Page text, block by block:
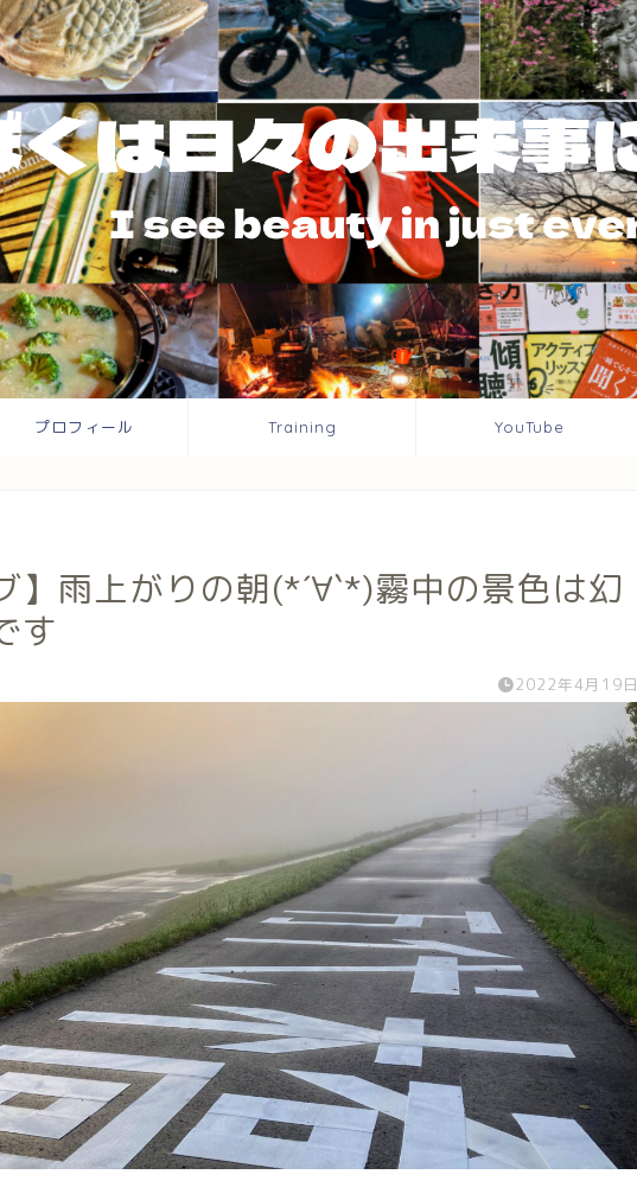
プロフィール Training YouTube
】雨上がりの朝(*´∀`*)霧中の景色は幻
す
2022年4月19日